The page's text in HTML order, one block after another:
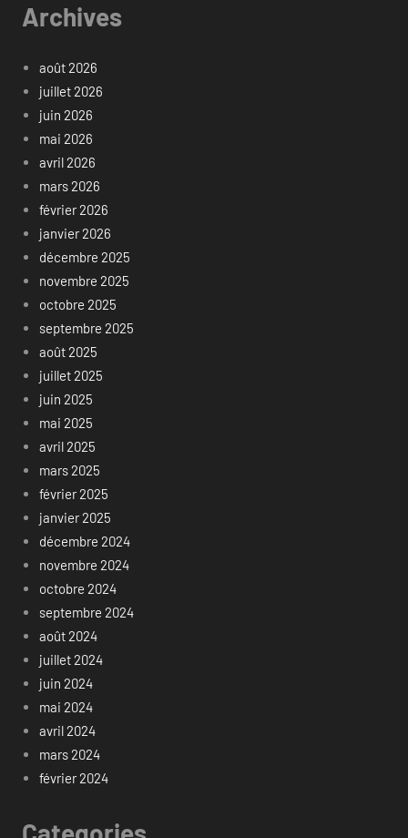
Archives
août 2026
juillet 2026
juin 2026
mai 2026
avril 2026
mars 2026
février 2026
janvier 2026
décembre 2025
novembre 2025
octobre 2025
septembre 2025
août 2025
juillet 2025
juin 2025
mai 2025
avril 2025
mars 2025
février 2025
janvier 2025
décembre 2024
novembre 2024
octobre 2024
septembre 2024
août 2024
juillet 2024
juin 2024
mai 2024
avril 2024
mars 2024
février 2024